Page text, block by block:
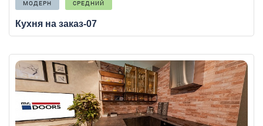
МОДЕРН СРЕДНИЙ
Кухня на заказ-07